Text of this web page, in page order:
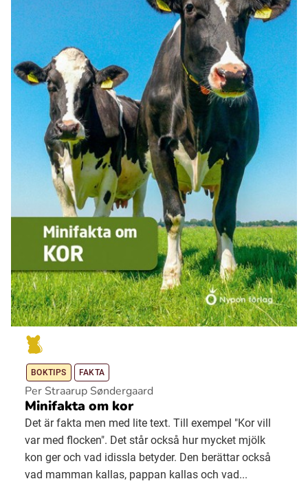
BOKTIPS FAKTA
Per Straarup Søndergaard
Minifakta om kor
Det är fakta men med lite text. Till exempel "Kor vill
var med flocken". Det står också hur mycket mjölk
kon ger och vad idissla betyder. Den berättar också
vad mamman kallas, pappan kallas och vad...